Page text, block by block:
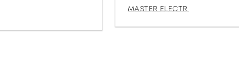
MASTER ELECTR.